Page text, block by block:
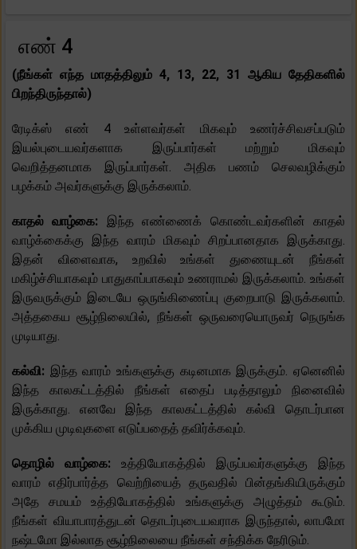
எண் 4
(நீங்கள் எந்த மாதத்திலும் 4, 13, 22, 31 ஆகிய தேதிகளில்
பிறந்திருந்தால்)
ரேடிக்ஸ் எண் 4 உள்ளவர்கள் மிகவும் உணர்ச்சிவசப்படும்
இயல்புடையவர்களாக இருப்பார்கள் மற்றும் மிகவும்
வெறித்தனமாக இருப்பார்கள். அதிக பணம் செலவழிக்கும்
பழக்கம் அவர்களுக்கு இருக்கலாம்.
காதல் வாழ்கை: இந்த எண்ணைக் கொண்டவர்களின் காதல்
வாழ்க்கைக்கு இந்த வாரம் மிகவும் சிறப்பானதாக இருக்காது.
இதன் விளைவாக, உறவில் உங்கள் துணையுடன் நீங்கள்
மகிழ்ச்சியாகவும் பாதுகாப்பாகவும் உணராமல் இருக்கலாம். உங்கள்
இருவருக்கும் இடையே ஒருங்கிணைப்பு குறைபாடு இருக்கலாம்.
அத்தகைய சூழ்நிலையில், நீங்கள் ஒருவரையொருவர் நெருங்க
முடியாது.
கல்வி: இந்த வாரம் உங்களுக்கு கடினமாக இருக்கும். ஏனெனில்
இந்த காலகட்டத்தில் நீங்கள் எதைப் படித்தாலும் நினைவில்
இருக்காது. எனவே இந்த காலகட்டத்தில் கல்வி தொடர்பான
முக்கிய முடிவுகளை எடுப்பதைத் தவிர்க்கவும்.
தொழில் வாழ்கை: உத்தியோகத்தில் இருப்பவர்களுக்கு இந்த
வாரம் எதிர்பார்த்த வெற்றியைத் தருவதில் பின்தங்கியிருக்கும்
அதே சமயம் உத்தியோகத்தில் உங்களுக்கு அழுத்தம் கூடும்.
நீங்கள் வியாபாரத்துடன் தொடர்புடையவராக இருந்தால், லாபமோ
நஷ்டமோ இல்லாத சூழ்நிலையை நீங்கள் சந்திக்க நேரிடும்.